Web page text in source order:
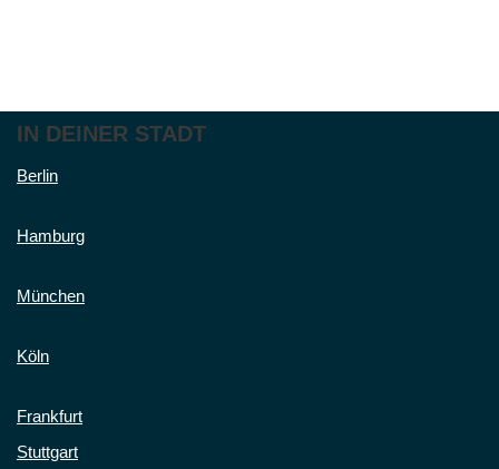
IN DEINER STADT
Berlin
Hamburg
München
Köln
Frankfurt
Stuttgart